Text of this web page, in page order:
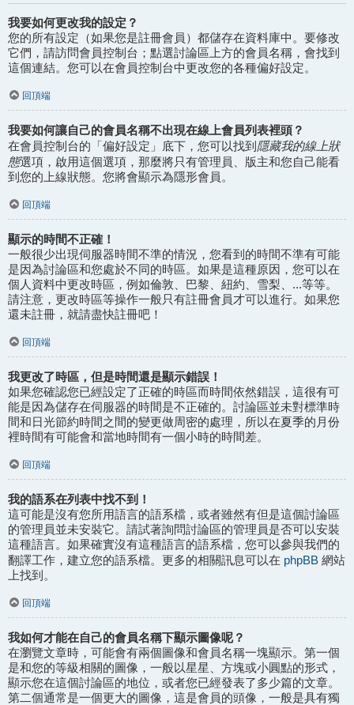
我要如何更改我的設定？
您的所有設定（如果您是註冊會員）都儲存在資料庫中。要修改
它們，請訪問會員控制台；點選討論區上方的會員名稱，會找到
這個連結。您可以在會員控制台中更改您的各種偏好設定。
回頂端
我要如何讓自己的會員名稱不出現在線上會員列表裡頭？
在會員控制台的「偏好設定」底下，您可以找到 隱藏我的線上狀
態選項，啟用這個選項，那麼將只有管理員、版主和您自己能看
到您的上線狀態。您將會顯示為隱形會員。
回頂端
顯示的時間不正確！
一般很少出現伺服器時間不準的情況，您看到的時間不準有可能
是因為討論區和您處於不同的時區。如果是這種原因，您可以在
個人資料中更改時區，例如倫敦、巴黎、紐約、雪梨、...等等。
請注意，更改時區等操作一般只有註冊會員才可以進行。如果您
還未註冊，就請盡快註冊吧！
回頂端
我更改了時區，但是時間還是顯示錯誤！
如果您確認您已經設定了正確的時區而時間依然錯誤，這很有可
能是因為儲存在伺服器的時間是不正確的。討論區並未對標準時
間和日光節約時間之間的變更做周密的處理，所以在夏季的月份
裡時間有可能會和當地時間有一個小時的時間差。
回頂端
我的語系在列表中找不到！
這可能是沒有您所用語言的語系檔，或者雖然有但是這個討論區
的管理員並未安裝它。請試著詢問討論區的管理員是否可以安裝
這種語言。如果確實沒有這種語言的語系檔，您可以參與我們的
翻譯工作，建立您的語系檔。更多的相關訊息可以在 phpBB 網站
上找到。
回頂端
我如何才能在自己的會員名稱下顯示圖像呢？
在瀏覽文章時，可能會有兩個圖像和會員名稱一塊顯示。第一個
是和您的等級相關的圖像，一般以星星、方塊或小圓點的形式，
顯示您在這個討論區的地位，或者您已經發表了多少篇的文章。
第二個通常是一個更大的圖像，這是會員的頭像，一般是具有獨